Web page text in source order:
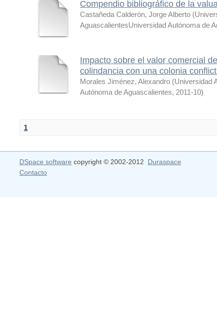
Compendio bibliográfico de la
Castañeda Calderón, Jorge Alberto (
AguascalientesUniversidad Autónoma de
Impacto sobre el valor comercial
colindancia con una colonia
Morales Jiménez, Alexandro (Universidad
Autónoma de Aguascalientes, 2011-10)
1
DSpace software copyright © 2002-2012 Duraspace
Contacto